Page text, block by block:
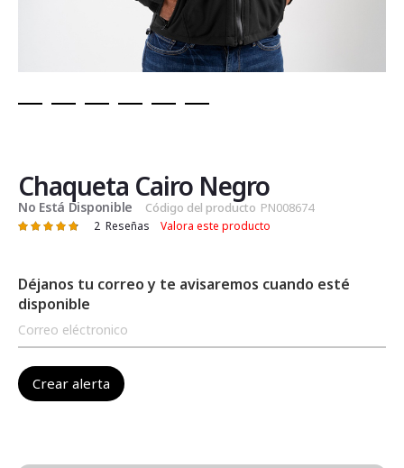
de
la
galería
de
Chaqueta Cairo Negro
No Está Disponible Código del producto PN008674
Valoración: 2 Reseñas Valora este producto
Déjanos tu correo y te avisaremos cuando esté
disponible